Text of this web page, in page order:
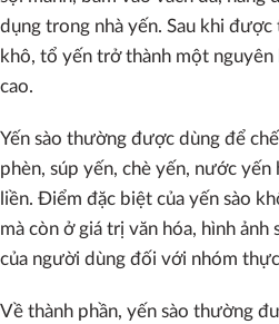
dụng trong nhà yến. Sau khi được
khô, tổ yến trở thành một
cao.
Yến sào thường được dùng để
phèn, súp yến, chè yến, nước yến
liền. Điểm đặc biệt của yến sào
mà còn ở giá trị văn hóa, hình ảnh
của người dùng đối với nhóm
Về thành phần, yến sào thường